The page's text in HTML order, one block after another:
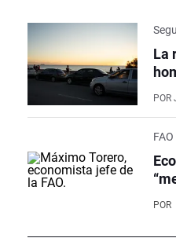
La
POR
FAO
POR